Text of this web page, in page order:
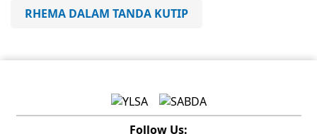
RHEMA DALAM TANDA KUTIP
Follow Us: